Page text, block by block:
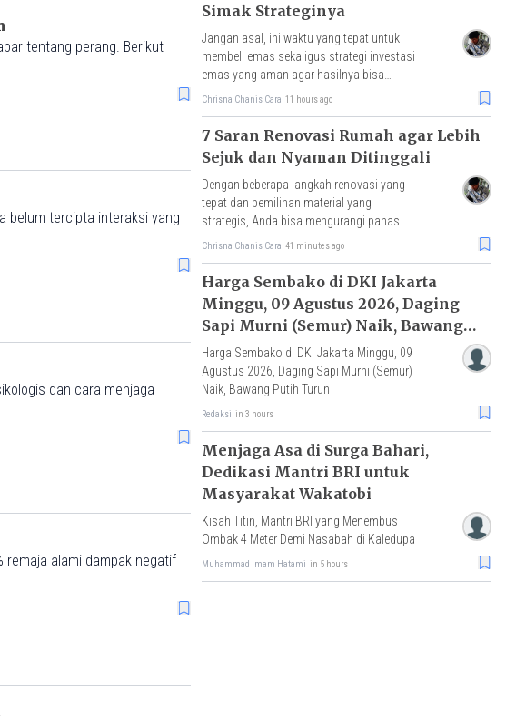
tentang perang. Berikut
belum tercipta interaksi yang
dan cara menjaga
remaja alami dampak negatif
Simak Strateginya
Jangan asal, ini waktu yang tepat untuk
membeli emas sekaligus strategi investasi
emas yang aman agar hasilnya bisa
optimal.
Chrisna Chanis Cara 11 hours ago
7 Saran Renovasi Rumah agar Lebih
Sejuk dan Nyaman Ditinggali
Dengan beberapa langkah renovasi yang
tepat dan pemilihan material yang
strategis, Anda bisa mengurangi panas
yang masuk ke dalam.
Chrisna Chanis Cara 41 minutes ago
Harga Sembako di DKI Jakarta
Minggu, 09 Agustus 2026, Daging
Sapi Murni (Semur) Naik, Bawang
Putih Turun
Harga Sembako di DKI Jakarta Minggu, 09
Agustus 2026, Daging Sapi Murni (Semur)
Naik, Bawang Putih Turun
Redaksi in 3 hours
Menjaga Asa di Surga Bahari,
Dedikasi Mantri BRI untuk
Masyarakat Wakatobi
Kisah Titin, Mantri BRI yang Menembus
Ombak 4 Meter Demi Nasabah di Kaledupa
Muhammad Imam Hatami in 5 hours